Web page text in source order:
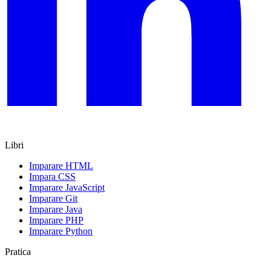
Libri
Imparare HTML
Impara CSS
Imparare JavaScript
Imparare Git
Imparare Java
Imparare PHP
Imparare Python
Pratica